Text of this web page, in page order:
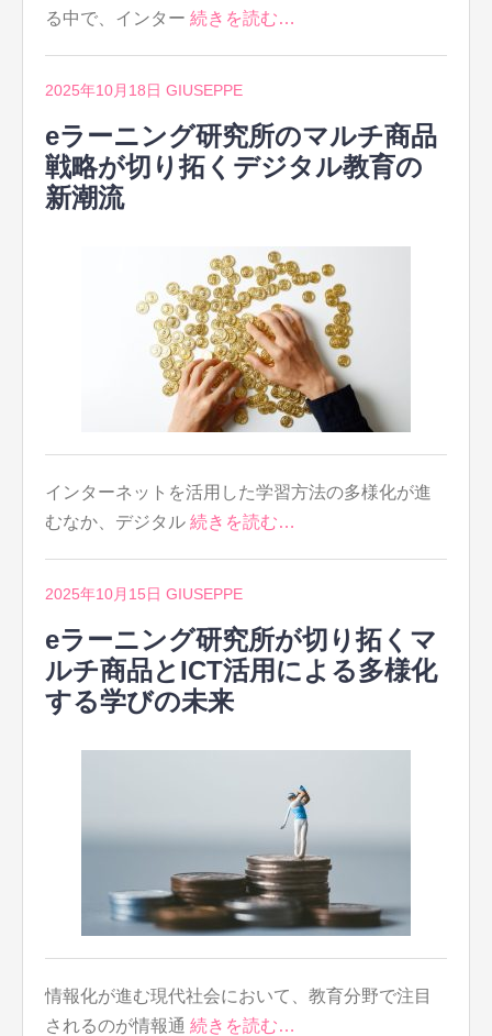
る中で、インター 続きを読む…
2025年10月18日 GIUSEPPE
eラーニング研究所のマルチ商品
戦略が切り拓くデジタル教育の
新潮流
インターネットを活用した学習方法の多様化が進
むなか、デジタル 続きを読む…
2025年10月15日 GIUSEPPE
eラーニング研究所が切り拓くマ
ルチ商品とICT活用による多様化
する学びの未来
情報化が進む現代社会において、教育分野で注目
されるのが情報通 続きを読む…